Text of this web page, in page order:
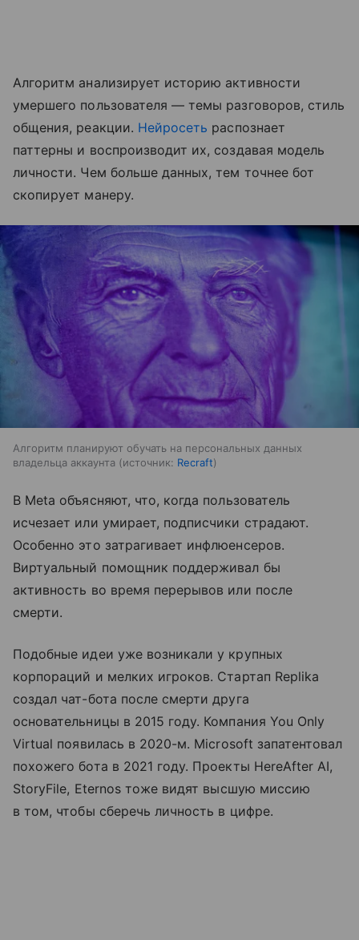
Алгоритм анализирует историю активности
умершего пользователя — темы разговоров, стиль
общения, реакции. Нейросеть распознает
паттерны и воспроизводит их, создавая модель
личности. Чем больше данных, тем точнее бот
скопирует манеру.
Алгоритм планируют обучать на персональных данных
владельца аккаунта
источник: Recraft
В Meta объясняют, что, когда пользователь
исчезает или умирает, подписчики страдают.
Особенно это затрагивает инфлюенсеров.
Виртуальный помощник поддерживал бы
активность во время перерывов или после
смерти.
Подобные идеи уже возникали у крупных
корпораций и мелких игроков. Стартап Replika
создал чат-бота после смерти друга
основательницы в 2015 году. Компания You Only
Virtual появилась в 2020-м. Microsoft запатентовал
похожего бота в 2021 году. Проекты HereAfter AI,
StoryFile, Eternos тоже видят высшую миссию
в том, чтобы сберечь личность в цифре.